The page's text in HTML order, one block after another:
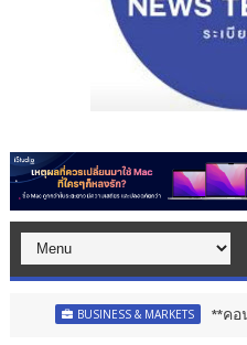
& MARKETS **คอนเซ็ปต์ เฟอ